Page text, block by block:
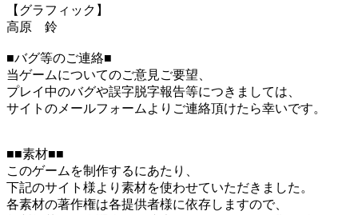
【グラフィック】
高原 鈴
■バグ等のご連絡■
当ゲームについてのご意見ご要望、
プレイ中のバグや誤字脱字報告等につきましては、
サイトのメールフォームよりご連絡頂けたら幸いです。
■■素材■■
このゲームを制作するにあたり、
下記のサイト様より素材を使わせていただきました。
各素材の著作権は各提供者様に依存しますので、